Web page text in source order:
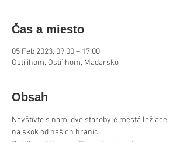
Čas a miesto
05 Feb 2023, 09:00 – 17:00
Ostřihom, Ostřihom, Maďarsko
Obsah
Navštívte s nami dve starobylé mestá ležiace
na skok od našich hraníc.